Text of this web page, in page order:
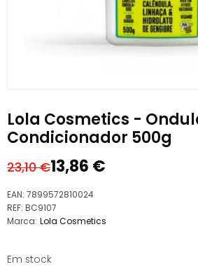
Lola Cosmetics -
Condicionador 500g
23,10€
O
preço
original
era:
13,86 €
O
preço
atual
é:
EAN: 7899572810024
REF: BC9107
Marca: Lola Cosmetics
Em stock